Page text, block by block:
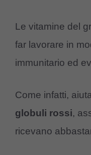
Le vitamine del
far lavorare in
immunitario ed
Come infatti,
globuli rossi,
ricevano